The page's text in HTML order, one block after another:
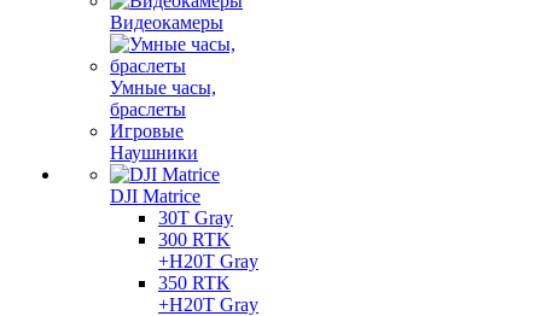
Видеокамеры
Умные часы,
браслеты
Игровые
Наушники
DJI Matrice
30T Gray
300 RTK
+H20T Gray
350 RTK
+H20T Gray